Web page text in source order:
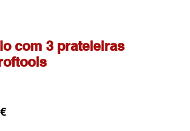
com 3 prateleiras
Preço